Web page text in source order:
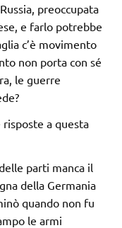
preoccupata
e farlo potrebbe
c’è movimento
non porta con sé
le guerre
risposte a questa
parti manca il
della Germania
quando non fu
le armi